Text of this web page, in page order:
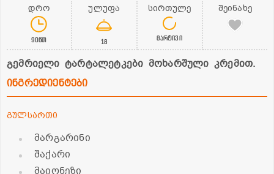
დრო
90წთ
ულუფა
18
სირთულე
მარტივი
შეინახე
გემრიელი ტარტალეტკები მოხარშული კრემით.
ინგრედიენტები
გულსართი
მარგარინი
შაქარი
მაიონეზი